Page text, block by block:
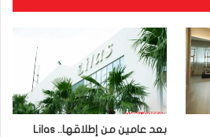
بعد عامين من إطلاقها.. Lilas